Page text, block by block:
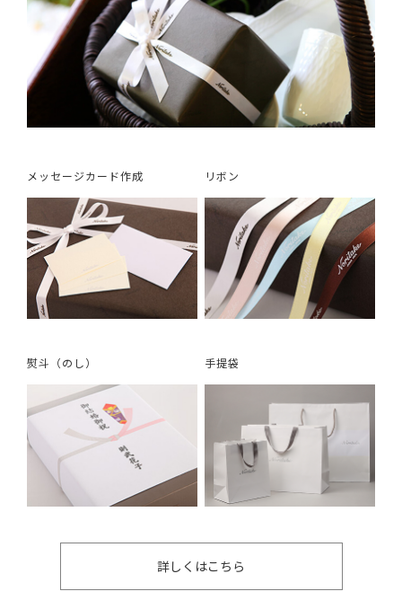
メッセージカード作成 リボン
熨斗（のし） 手提袋
詳しくはこちら